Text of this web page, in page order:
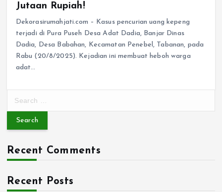
Jutaan Rupiah!
Dekorasirumahjati.com – Kasus pencurian uang kepeng
terjadi di Pura Puseh Desa Adat Dadia, Banjar Dinas
Dadia, Desa Babahan, Kecamatan Penebel, Tabanan, pada
Rabu (20/8/2025). Kejadian ini membuat heboh warga
adat…
r
h
f
o
r
Recent Comments
Recent Posts